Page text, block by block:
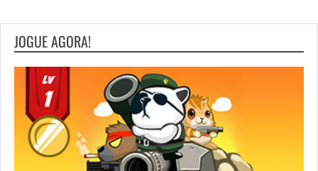
JOGUE AGORA!